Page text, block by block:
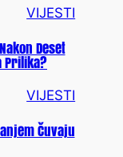
VIJESTI
Deset
Prilika?
VIJESTI
Čuvaju